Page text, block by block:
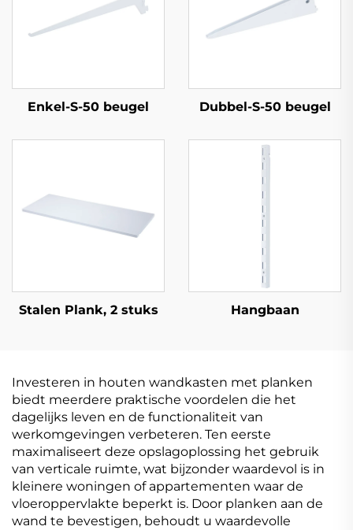
Enkel-S-50 beugel Dubbel-S-50 beugel
Stalen Plank, 2 stuks Hangbaan
Investeren in houten wandkasten met planken
biedt meerdere praktische voordelen die het
dagelijks leven en de functionaliteit van
werkomgevingen verbeteren. Ten eerste
maximaliseert deze opslagoplossing het gebruik
van verticale ruimte, wat bijzonder waardevol is in
kleinere woningen of appartementen waar de
vloeroppervlakte beperkt is. Door planken aan de
wand te bevestigen, behoudt u waardevolle